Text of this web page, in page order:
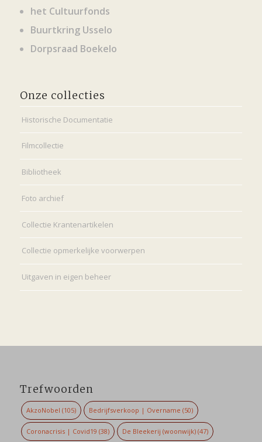
het Cultuurfonds
Buurtkring Usselo
Dorpsraad Boekelo
Onze collecties
Historische Documentatie
Filmcollectie
Bibliotheek
Foto archief
Collectie Krantenartikelen
Collectie opmerkelijke voorwerpen
Uitgaven in eigen beheer
Trefwoorden
AkzoNobel (105) Bedrijfsverkoop | Overname (50)
Coronacrisis | Covid19 (38) De Bleekerij (woonwijk) (47)